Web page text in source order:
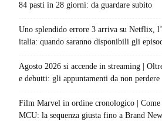
84 pasti in 28 giorni: da guardare subito
Uno splendido errore 3 arriva su Netflix,
italia: quando saranno disponibili gli
Agosto 2026 si accende in streaming |
e debutti: gli appuntamenti da non perdere
Film Marvel in ordine cronologico |
MCU: la sequenza giusta fino a Brand